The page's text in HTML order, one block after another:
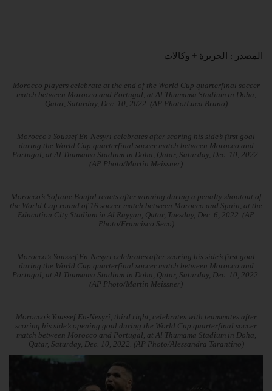
المصدر : الجزيرة + وكالات
Morocco players celebrate at the end of the World Cup quarterfinal soccer
match between Morocco and Portugal, at Al Thumama Stadium in Doha,
Qatar, Saturday, Dec. 10, 2022. (AP Photo/Luca Bruno)
Morocco’s Youssef En-Nesyri celebrates after scoring his side’s first goal
during the World Cup quarterfinal soccer match between Morocco and
Portugal, at Al Thumama Stadium in Doha, Qatar, Saturday, Dec. 10, 2022.
(AP Photo/Martin Meissner)
Morocco’s Sofiane Boufal reacts after winning during a penalty shootout of
the World Cup round of 16 soccer match between Morocco and Spain, at the
Education City Stadium in Al Rayyan, Qatar, Tuesday, Dec. 6, 2022. (AP
Photo/Francisco Seco)
Morocco’s Youssef En-Nesyri celebrates after scoring his side’s first goal
during the World Cup quarterfinal soccer match between Morocco and
Portugal, at Al Thumama Stadium in Doha, Qatar, Saturday, Dec. 10, 2022.
(AP Photo/Martin Meissner)
Morocco’s Youssef En-Nesyri, third right, celebrates with teammates after
scoring his side’s opening goal during the World Cup quarterfinal soccer
match between Morocco and Portugal, at Al Thumama Stadium in Doha,
Qatar, Saturday, Dec. 10, 2022. (AP Photo/Alessandra Tarantino)